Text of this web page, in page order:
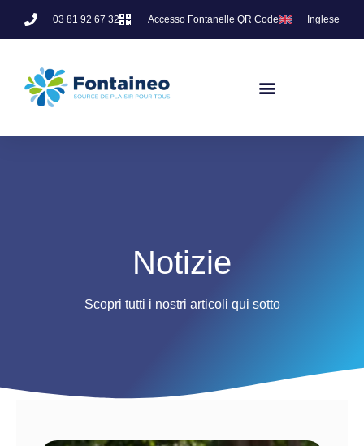
03 81 92 67 32 Accesso Fontanelle QR Code Inglese
Notizie
Scopri tutti i nostri articoli qui sotto